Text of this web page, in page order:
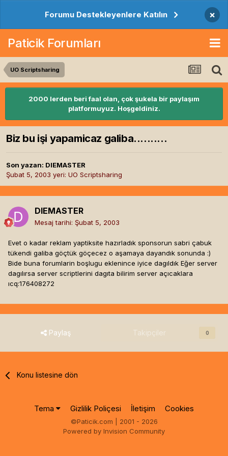
Forumu Destekleyenlere Katılın ×
Paticik Forumları
UO Scriptsharing
2000 lerden beri faal olan, çok şukela bir paylaşım
platformuyuz. Hoşgeldiniz.
Biz bu işi yapamicaz galiba..........
Son yazan: DIEMASTER
Şubat 5, 2003 yeri: UO Scriptsharing
DIEMASTER
Mesaj tarihi: Şubat 5, 2003
Evet o kadar reklam yaptiksite hazırladık sponsorun sabri çabuk
tükendi galiba göçtük göçecez o aşamaya dayandık sonunda :)
Bide buna forumlarin boşlugu eklenince iyice dagıldık Eğer server
dagılırsa server scriptlerini dagıta bilirim server açıcaklara
ıcq:176408272
Paylaş Takipçiler 0
Konu listesine dön
Tema Gizlilik Poliçesi İletişim Cookies
©Paticik.com | 2001 - 2026
Powered by Invision Community